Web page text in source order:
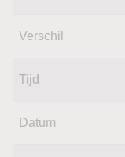
Verschil
Tijd
Datum